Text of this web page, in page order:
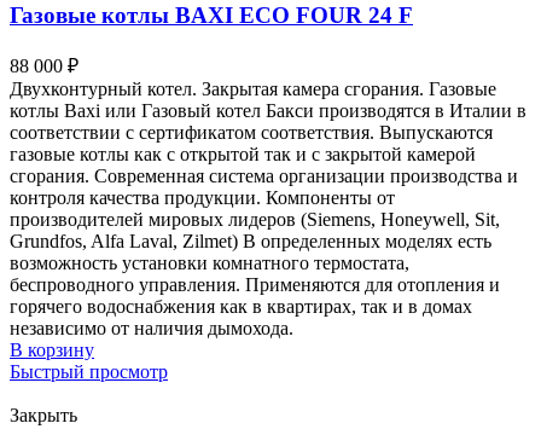
Газовые котлы BAXI ECO FOUR 24 F
88 000 ₽
Двухконтурный котел. Закрытая камера сгорания. Газовые
котлы Baxi или Газовый котел Бакси производятся в Италии в
соответствии с сертификатом соответствия. Выпускаются
газовые котлы как с открытой так и с закрытой камерой
сгорания. Современная система организации производства и
контроля качества продукции. Компоненты от
производителей мировых лидеров (Siemens, Honeywell, Sit,
Grundfos, Alfa Laval, Zilmet) В определенных моделях есть
возможность установки комнатного термостата,
беспроводного управления. Применяются для отопления и
горячего водоснабжения как в квартирах, так и в домах
независимо от наличия дымохода.
В корзину
Быстрый просмотр
Закрыть